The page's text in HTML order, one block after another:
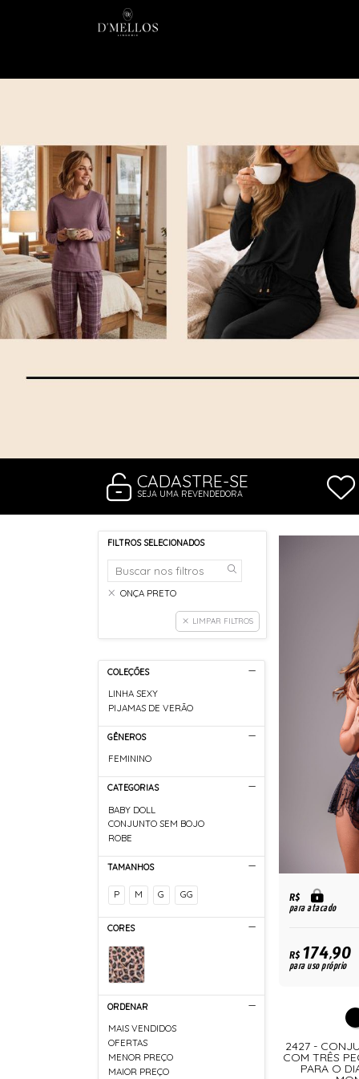
CADASTRE-SE
SEJA UMA REVENDEDORA
FILTROS SELECIONADOS
ONÇA PRETO
LIMPAR FILTROS
COLEÇÕES
LINHA SEXY
PIJAMAS DE VERÃO
GÊNEROS
FEMININO
CATEGORIAS
BABY DOLL
CONJUNTO SEM BOJO
ROBE
TAMANHOS
P M G GG
CORES
ORDENAR
MAIS VENDIDOS
OFERTAS
MENOR PREÇO
MAIOR PREÇO
R$
para atacado
R$174,90
para uso próprio
2427 -
COM TRÊS
PARA O